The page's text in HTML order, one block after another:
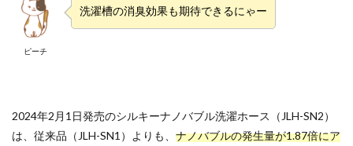
ピーチ
洗濯槽の消臭効果も期待できるにゃー
2024年2月1日発売のシルキーナノバブル洗濯ホース（JLH-SN2）
は、従来品（JLH-SN1）よりも、 ナノバブルの発生量が1.87倍にア